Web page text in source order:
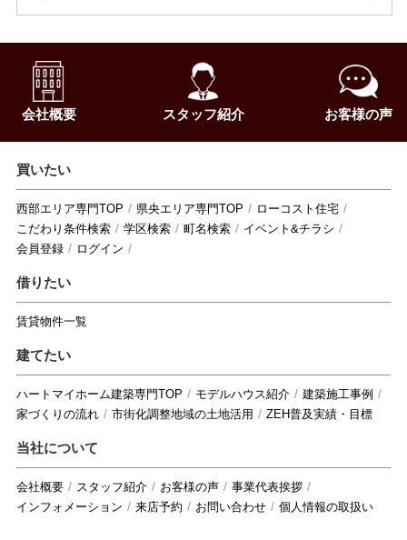
会社概要 スタッフ紹介 お客様の声
買いたい
西部エリア専門TOP 県央エリア専門TOP
ローコスト住宅
こだわり条件検索
学区検索 町名検索
イベント&チラシ
会員登録
ログイン
借りたい
賃貸物件一覧
建てたい
ハートマイホーム建築専門TOP モデルハウス紹介
建築施工事例
家づくりの流れ
市街化調整地域の土地活用 ZEH普及実績・目標
当社について
会社概要 スタッフ紹介 お客様の声
事業代表挨拶
インフォメーション
来店予約 お問い合わせ 個人情報の取扱い